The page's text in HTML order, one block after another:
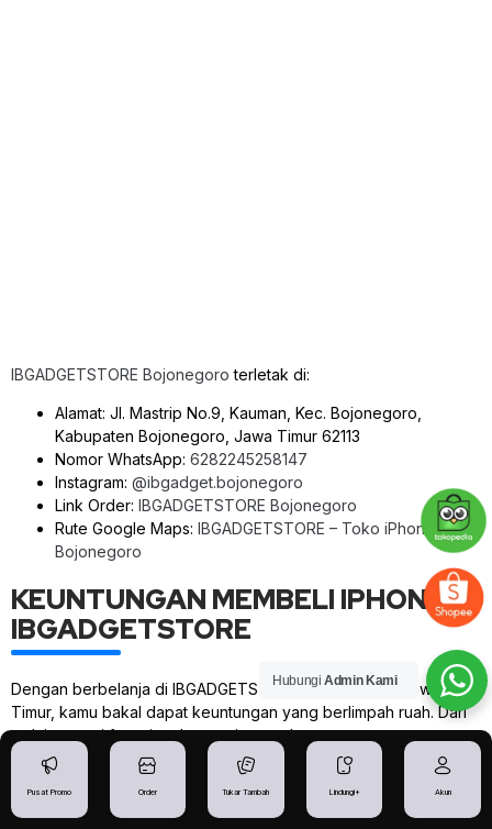
IBGADGETSTORE Bojonegoro terletak di:
Alamat: Jl. Mastrip No.9, Kauman, Kec. Bojonegoro,
Kabupaten Bojonegoro, Jawa Timur 62113
Nomor WhatsApp: 6282245258147
Instagram: @ibgadget.bojonegoro
Link Order: IBGADGETSTORE Bojonegoro
Rute Google Maps: IBGADGETSTORE – Toko iPhone
Bojonegoro
KEUNTUNGAN MEMBELI IPHONE DI
IBGADGETSTORE
Dengan berbelanja di IBGADGETSTORE Toko iPhone Jawa
Timur, kamu bakal dapat keuntungan yang berlimpah ruah. Dari
mulai garansi fungsional sampai satu tahun,
GARANSI FUNGSIONAL SAMPAI 1 TAHUN
Pusat Promo Order Tukar Tambah Lindungi+ Akun
Hubungi Admin Kami